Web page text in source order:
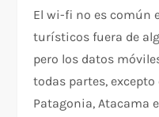
El wi-fi no es común
turísticos fuera de
pero los datos
todas partes,
Patagonia, Atacama